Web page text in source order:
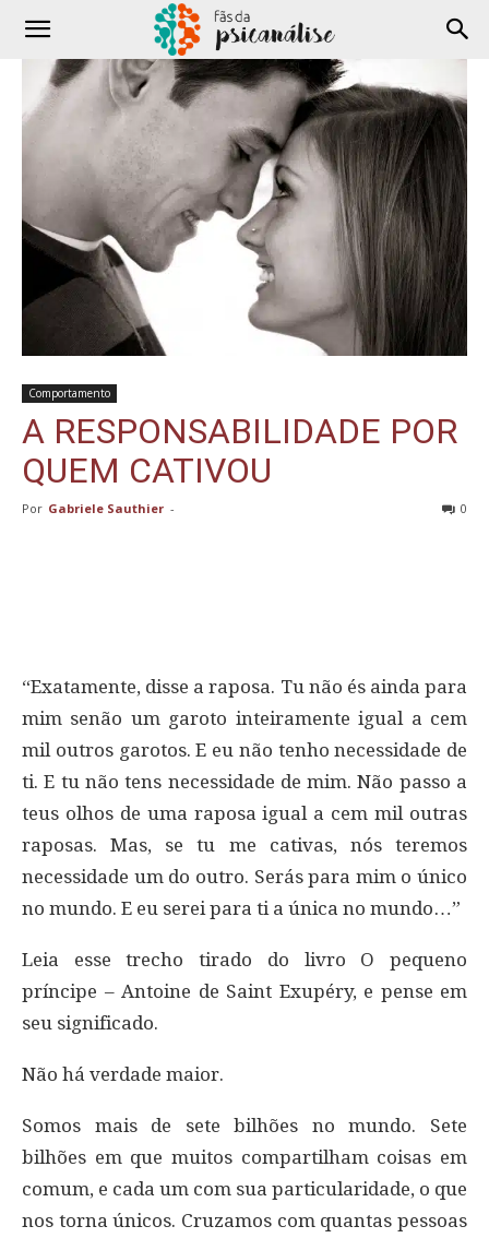
Comportamento
A RESPONSABILIDADE POR
QUEM CATIVOU
Por Gabriele Sauthier - 0
“Exatamente, disse a raposa. Tu não és ainda para
mim senão um garoto inteiramente igual a cem
mil outros garotos. E eu não tenho necessidade de
ti. E tu não tens necessidade de mim. Não passo a
teus olhos de uma raposa igual a cem mil outras
raposas. Mas, se tu me cativas, nós teremos
necessidade um do outro. Serás para mim o único
no mundo. E eu serei para ti a única no mundo…”
Leia esse trecho tirado do livro O pequeno
príncipe – Antoine de Saint Exupéry, e pense em
seu significado.
Não há verdade maior.
Somos mais de sete bilhões no mundo. Sete
bilhões em que muitos compartilham coisas em
comum, e cada um com sua particularidade, o que
nos torna únicos. Cruzamos com quantas pessoas